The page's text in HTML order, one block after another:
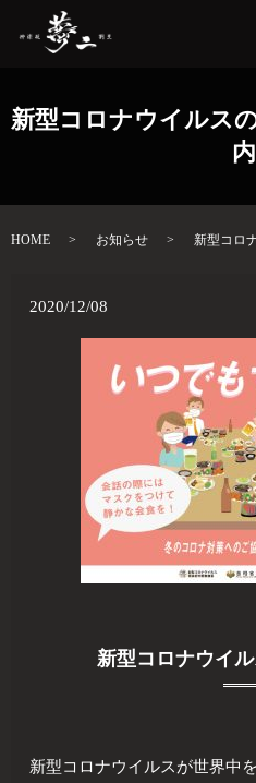
新型コロナウイルス
内
HOME お知らせ 新型コロ
2020/12/08
新型コロナウイ
新型コロナウイルスが世界中